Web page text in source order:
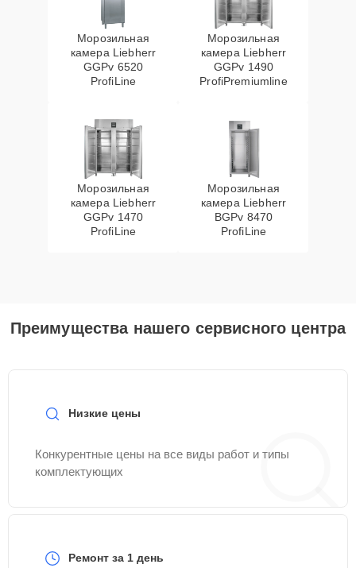
Морозильная
камера Liebherr
GGPv 6520
ProfiLine
Морозильная
камера Liebherr
GGPv 1490
ProfiPremiumline
Морозильная
камера Liebherr
GGPv 1470
ProfiLine
Морозильная
камера Liebherr
BGPv 8470
ProfiLine
Преимущества нашего сервисного центра
Низкие цены
Конкурентные цены на все виды работ и типы
комплектующих
Ремонт за 1 день